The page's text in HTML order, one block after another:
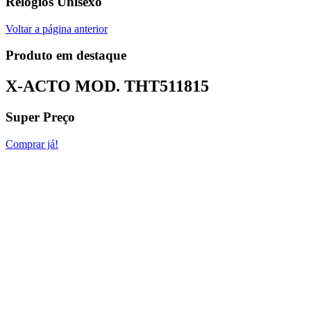
Voltar a página anterior
Produto em destaque
X-ACTO MOD. THT511815
Super Preço
Comprar já!